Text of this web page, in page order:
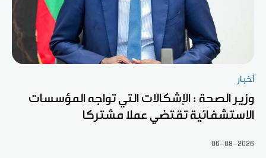
أخبار
وزير الصحة : الإشكالات التي تواجه المؤسسات
الاستشفائية تقتضي عملا مشتركا
06-08-2026